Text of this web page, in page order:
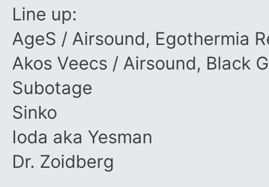
Line up:
AgeS / Airsound, Egothermia
Akos Veecs / Airsound, Black
Subotage
Sinko
Ioda aka Yesman
Dr. Zoidberg